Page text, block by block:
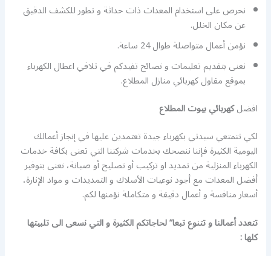
نحرص على استخدام المعدات ذات حداثة و تطور للكشف الدقيق
عن مكان الخلل.
نؤمن أعمال متواصلة طوال 24 ساعة.
نعنى بتقديم تعليمات و نصائح تفيدكم في تلافي اعطال الكهرباء
بموقع مقاول كهربائي منازل المطلاع.
افضلكهربائي بيوت المطلاع
لكي تتمتعي سيدتي بكهرباء جيدة تعتمدين عليها في إنجاز أعمالك
اليومية الكثيرة فإننا ننصحك بخدمات شركتنا التي تعنى بكافة خدمات
الكهرباء المنزلية من تمديد او تركيب أو تصليح أو صيانة، نعنى بتوفير
أفضل المعدات مع أجود نوعيات الأسلاك و التمديدات و مواد الإنارة،
أسعار منافسة و أعمال دقيقة و متكاملة نؤمنها لكم.
تتعدد أعمالنا و تتنوع تبعا” لحاجاتكم الكثيرة و التي نسعى الى تلبيتها
كلها :